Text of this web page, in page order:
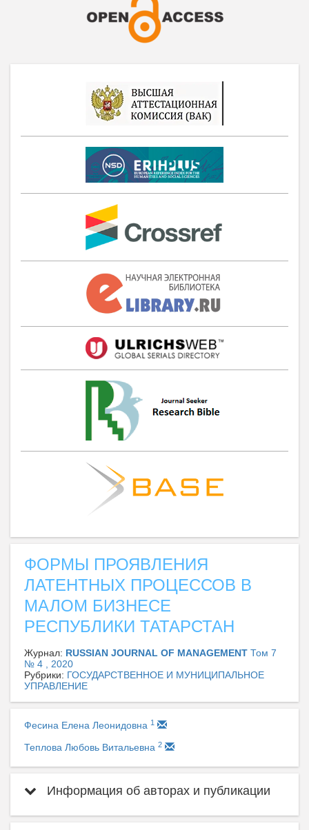
ФОРМЫ ПРОЯВЛЕНИЯ
ЛАТЕНТНЫХ ПРОЦЕССОВ В
МАЛОМ БИЗНЕСЕ
РЕСПУБЛИКИ ТАТАРСТАН
Журнал: RUSSIAN JOURNAL OF MANAGEMENT Том 7
№ 4 , 2020
Рубрики: ГОСУДАРСТВЕННОЕ И МУНИЦИПАЛЬНОЕ
УПРАВЛЕНИЕ
Фесина Елена Леонидовна 1
Теплова Любовь Витальевна 2
Информация об авторах и публикации